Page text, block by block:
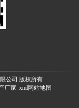
公司 版权所有
厂家 xml网站地图